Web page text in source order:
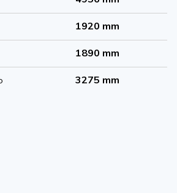
1920 mm
1890 mm
3275 mm